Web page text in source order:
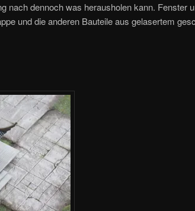
nach dennoch was herausholen kann. Fenster
und die anderen Bauteile aus gelasertem